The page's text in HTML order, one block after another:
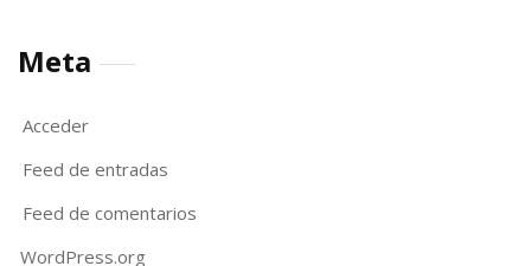
Meta
Acceder
Feed de entradas
Feed de comentarios
WordPress.org